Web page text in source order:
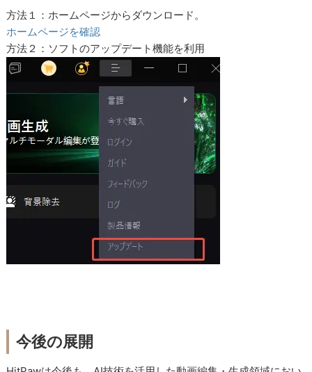
方法１：ホームページからダウンロード。
ホームページを確認
方法２：ソフトのアップデート機能を利用
今後の展開